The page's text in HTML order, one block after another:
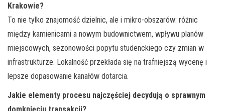
Krakowie?
To nie tylko znajomość dzielnic, ale i mikro-obszarów: różnic
między kamienicami a nowym budownictwem, wpływu planów
miejscowych, sezonowości popytu studenckiego czy zmian w
infrastrukturze. Lokalność przekłada się na trafniejszą wycenę i
lepsze dopasowanie kanałów dotarcia.
Jakie elementy procesu najczęściej decydują o sprawnym